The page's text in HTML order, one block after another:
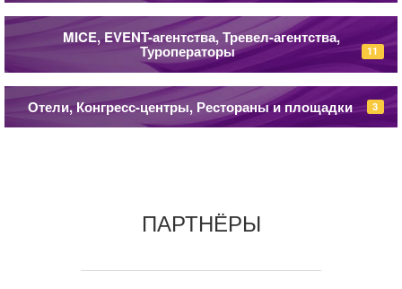
MICE, EVENT-агентства, Тревел-агентства,
Туроператоры 11
Отели, Конгресс-центры, Рестораны и площадки 3
ПАРТНЁРЫ